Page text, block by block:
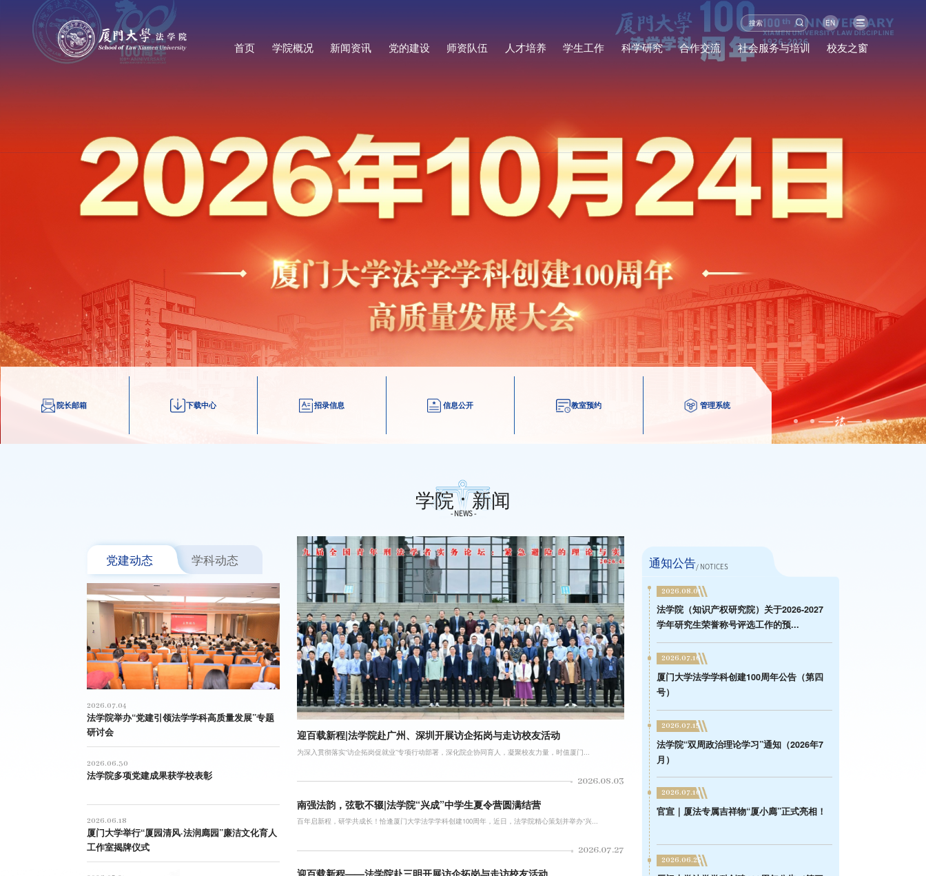
EN
首页 学院概况 新闻资讯 党的建设 师资队伍 人才培养 学生工作 科学研究 合作交流 社会服务与培训 校友之窗
院长邮箱 下载中心 招录信息 信息公开 教室预约 管理系统
学院 新闻
- NEWS -
党建动态 学科动态
2026.07.04
法学院举办“党建引领法学学科高质量发展”专题
研讨会
2026.06.30
法学院多项党建成果获学校表彰
2026.06.18
厦门大学举行“厦园清风·法润廌园”廉洁文化育人
工作室揭牌仪式
迎百载新程|法学院赴广州、深圳开展访企拓岗与走访校友活动
为深入贯彻落实“访企拓岗促就业”专项行动部署，深化院企协同育人，凝聚校友力量，时值厦门...
2026.08.03
南强法韵，弦歌不辍|法学院“兴成”中学生夏令营圆满结营
百年启新程，研学共成长！恰逢厦门大学法学学科创建100周年，近日，法学院精心策划并举办“兴...
2026.07.27
通知公告/ NOTICES
2026.08.01
法学院（知识产权研究院）关于2026-2027
学年研究生荣誉称号评选工作的预...
2026.07.16
厦门大学法学学科创建100周年公告（第四
号）
2026.07.15
法学院“双周政治理论学习”通知（2026年7
月）
2026.07.10
官宣｜厦法专属吉祥物“厦小廌”正式亮相！
2026.06.25